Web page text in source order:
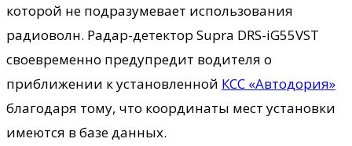
которой не подразумевает использования
радиоволн. Радар-детектор Supra DRS-iG55VST
своевременно предупредит водителя о
приближении к установленной КСС «Автодория»
благодаря тому, что координаты мест установки
имеются в базе данных.